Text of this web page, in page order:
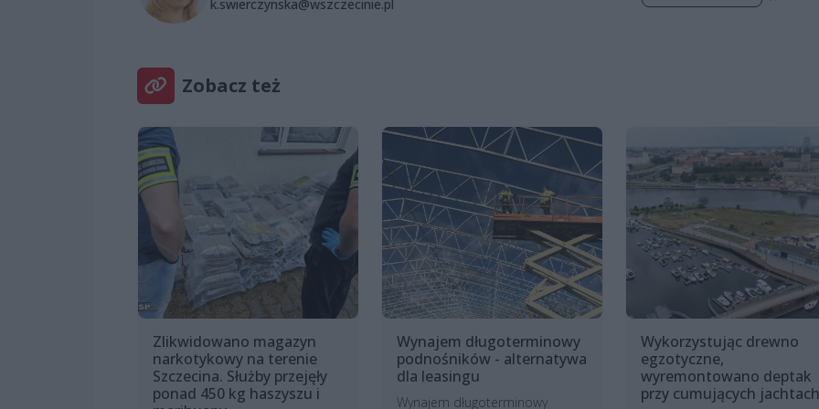
k.swierczynska@wszczecinie.pl
Zobacz też
Zlikwidowano magazyn
narkotykowy na terenie
Szczecina. Służby przejęły
ponad 450 kg haszyszu i
Wynajem długoterminowy
podnośników - alternatywa
dla leasingu
Wynajem długoterminowy
Wykorzystując drewno
egzotyczne,
wyremontowano deptak
przy cumujących jachtach